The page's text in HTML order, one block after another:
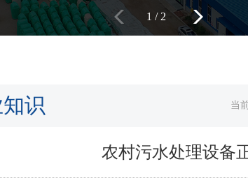
1 / 2
识 当
农村污水处理设备